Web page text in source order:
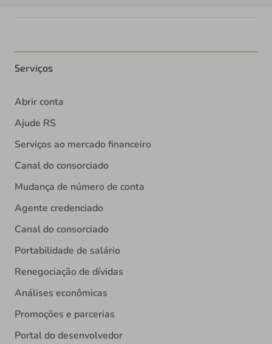
Serviços
Abrir conta
Ajude RS
Serviços ao mercado financeiro
Canal do consorciado
Mudança de número de conta
Agente credenciado
Canal do consorciado
Portabilidade de salário
Renegociação de dívidas
Análises econômicas
Promoções e parcerias
Portal do desenvolvedor